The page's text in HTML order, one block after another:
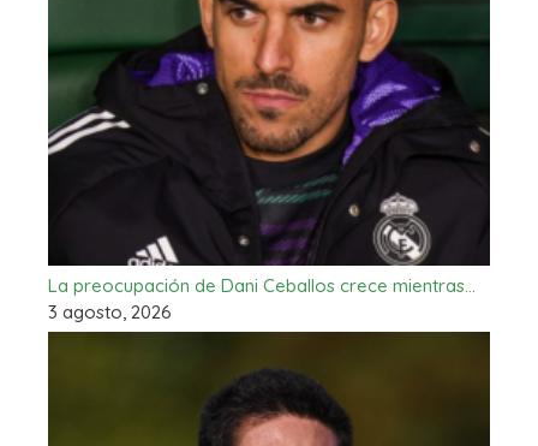
La preocupación de Dani Ceballos crece mientras…
3 agosto, 2026